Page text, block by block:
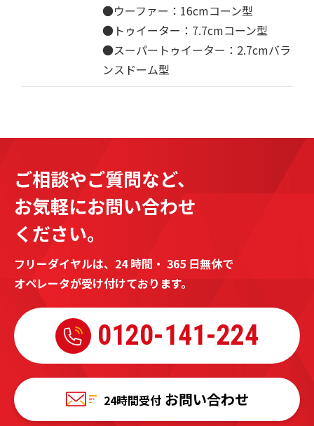
●ウーファー：16cmコーン型
●トゥイーター：7.7cmコーン型
●スーパートゥイーター：2.7cmバラ
ンスドーム型
ご相談やご質問など、
お気軽にお問い合わせ
ください。
フリーダイヤルは、24 時間・ 365 日無休で
オペレータが受け付けております。
0120-141-224
24時間受付 お問い合わせ